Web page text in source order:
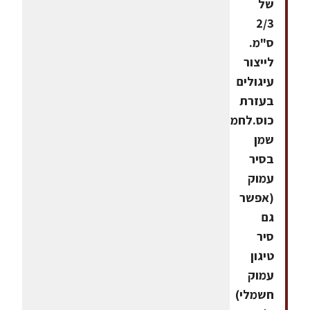
של
2/3
ס"מ.
לייצור
עיגולים
בעזרת
כוס.לחמם
שמן
בסיר
עמוק
(אפשר
גם
סיר
טיגון
עמוק
חשמלי)